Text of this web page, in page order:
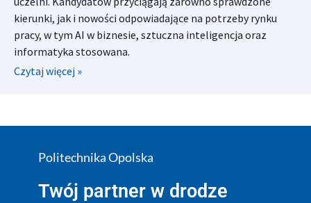
kierunki, jak i nowości odpowiadające na potrzeby rynku
pracy, w tym AI w biznesie, sztuczna inteligencja oraz
informatyka stosowana.
Czytaj więcej »
Politechnika Opolska
Twój partner w drodze